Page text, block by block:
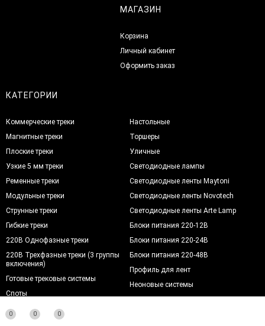
МАГАЗИН
Корзина
Личный кабинет
Оформить заказ
КАТЕГОРИИ
Коммерческие треки
Магнитные треки
Плоские треки
Узкие 5 мм треки
Ременные треки
Модульные треки
Струнные треки
Гибкие треки
220В Однофазные треки
220В Трехфазные треки (3 группы
включения)
Готовые трековые системы
Споты
Люстры
Настольные
Торшеры
Уличные
Светодиодные лампы
Светодиодные ленты Maytoni
Светодиодные ленты Novotech
Светодиодные ленты Arte Lamp
Блоки питания 220-12В
Блоки питания 220-24В
Блоки питания 220-48В
Профиль для лент
Неоновые системы
Управление освещением
0 0 0